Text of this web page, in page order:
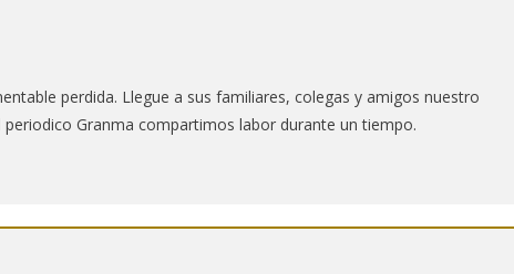
perdida. Llegue a sus familiares, colegas y amigos nuestro
Granma compartimos labor durante un tiempo.